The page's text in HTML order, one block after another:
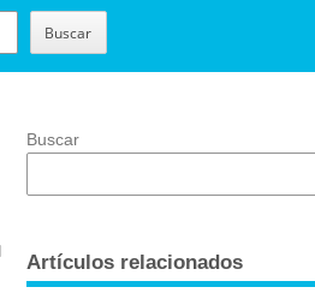
Buscar
Buscar
Artículos relacionados